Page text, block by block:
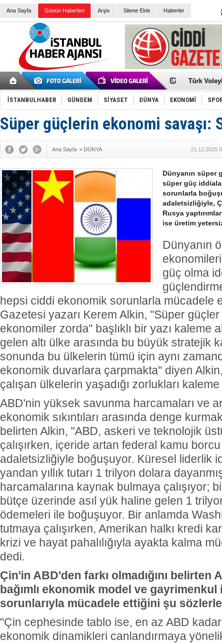
Ana Sayfa Günün Haberleri Arşiv Sitene Ekle Haberler
Elena
Türk
Töreninde
İkinci El
Guguk
Sneaker
Erkek
Tommy
Yeri
Ceza
Ankara
Erdoğan:
'Kurultay
İtalyan
İSTANBULHABER GÜNDEM SİYASET DÜNYA EKONOMİ
Süper güçlerin ekonomi savaşı:
Ana Sayfa » DÜNYA 21.12.2025
Dünyanın süper
süper güç
sorunlarla
adaletsizliğiyle,
Rusya
ise üretim
Dünyanın
güç olma
hepsi ciddi ekonomik sorunlarla mücadele
Gazetesi yazarı Kerem Alkin, "Süper güçler
ekonomiler zorda" başlıklı bir yazı kaleme
gelen altı ülke arasında bu büyük stratejik
sonunda bu ülkelerin tümü için aynı
ekonomik duvarlara çarpmakta" diyen
çalışan ülkelerin yaşadığı zorlukları kaleme
ABD'nin yüksek savunma harcamaları ve
ekonomik sıkıntıları arasında denge
belirten Alkin, "ABD, askeri ve teknolojik
çalışırken, içeride artan federal kamu
adaletsizliğiyle boğuşuyor. Küresel liderlik
yandan yıllık tutarı 1 trilyon dolara
harcamalarına kaynak bulmaya çalışıyor;
bütçe üzerinde asıl yük haline gelen 1
ödemeleri ile boğuşuyor. Bir anlamda
tutmaya çalışırken, Amerikan halkı kredi
krizi ve hayat pahalılığıyla ayakta kalma
dedi.
Çin'in ABD'den farkı olmadığını belirten
bağımlı ekonomik model ve
sorunlarıyla mücadele ettiğini şu
"Çin cephesinde tablo ise, en az ABD
ekonomik dinamikleri canlandırmaya